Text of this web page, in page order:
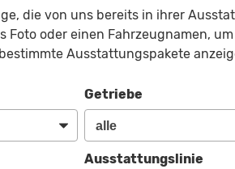
die von uns bereits in ihrer
oder einen Fahrzeugnamen,
Ausstattungspakete
Getriebe
Ausstattungslinie